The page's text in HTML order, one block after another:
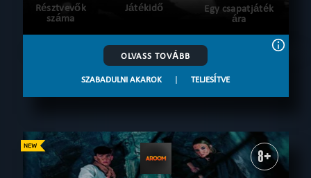
Résztvevők
száma
Játékidő
Egy csapatjáték
ára
OLVASS TOVÁBB
SZABADULNI AKAROK | TELJESÍTVE
8+